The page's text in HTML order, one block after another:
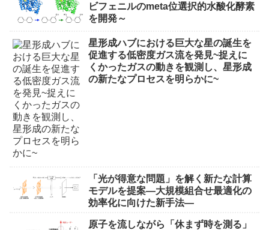
ビフェニルのmeta位選択的水酸化酵素
を開発～
星形成ハブにおける巨大な星の誕生を
促進する低密度ガス流を発見~捉えに
くかったガスの動きを観測し、星形成
の新たなプロセスを明らかに~
「光が得意な問題」を解く新たな計算
モデルを提案―大規模組合せ最適化の
効率化に向けた新手法―
原子を流しながら「休まず時を測る」